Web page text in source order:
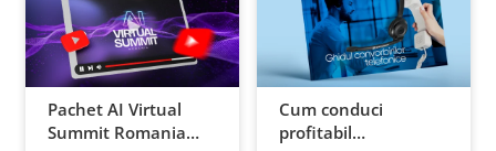
Pachet AI Virtual
Summit Romania
Cum conduci
profitabil